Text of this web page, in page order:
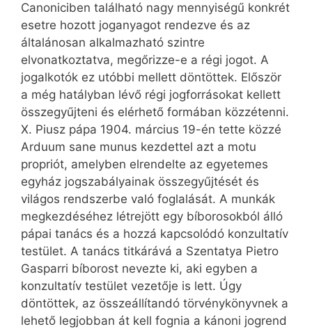
Canoniciben található nagy mennyiségű konkrét
esetre hozott joganyagot rendezve és az
általánosan alkalmazható szintre
elvonatkoztatva, megőrizze-e a régi jogot. A
jogalkotók ez utóbbi mellett döntöttek. Először
a még hatályban lévő régi jogforrásokat kellett
összegyűjteni és elérhető formában közzétenni.
X. Piusz pápa 1904. március 19-én tette közzé
Arduum sane munus kezdettel azt a motu
propriót, amelyben elrendelte az egyetemes
egyház jogszabályainak összegyűjtését és
világos rendszerbe való foglalását. A munkák
megkezdéséhez létrejött egy bíborosokból álló
pápai tanács és a hozzá kapcsolódó konzultatív
testület. A tanács titkárává a Szentatya Pietro
Gasparri bíborost nevezte ki, aki egyben a
konzultatív testület vezetője is lett. Úgy
döntöttek, az összeállítandó törvénykönyvnek a
lehető legjobban át kell fognia a kánoni jogrend